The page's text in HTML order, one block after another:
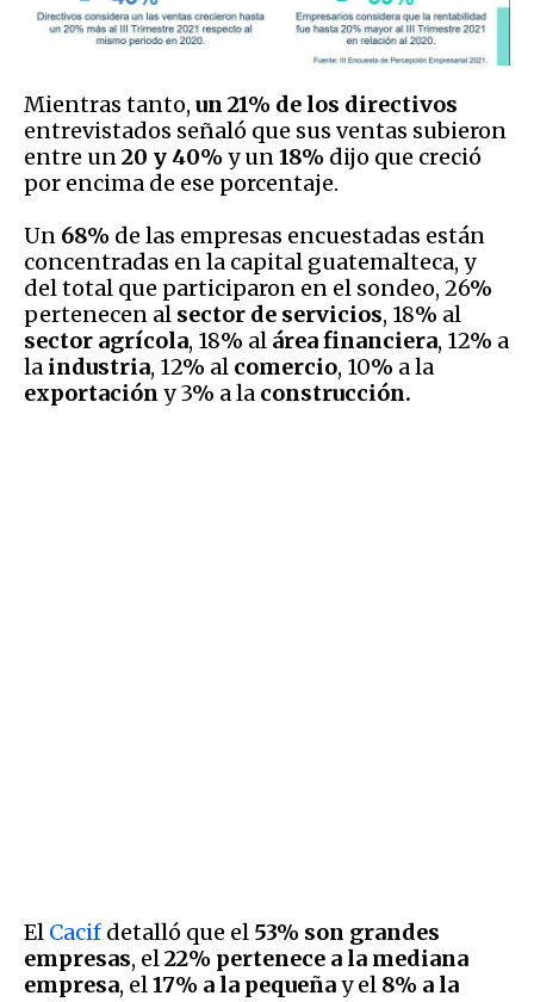
Mientras tanto, un 21% de los directivos
entrevistados señaló que sus ventas subieron
entre un 20 y 40% y un 18% dijo que creció
por encima de ese porcentaje.
Un 68% de las empresas encuestadas están
concentradas en la capital guatemalteca, y
del total que participaron en el sondeo, 26%
pertenecen al sector de servicios, 18% al
sector agrícola, 18% al área financiera, 12% a
la industria, 12% al comercio, 10% a la
exportación y 3% a la construcción.
El Cacif detalló que el 53% son grandes
empresas, el 22% pertenece a la mediana
empresa, el 17% a la pequeñay el 8% a la